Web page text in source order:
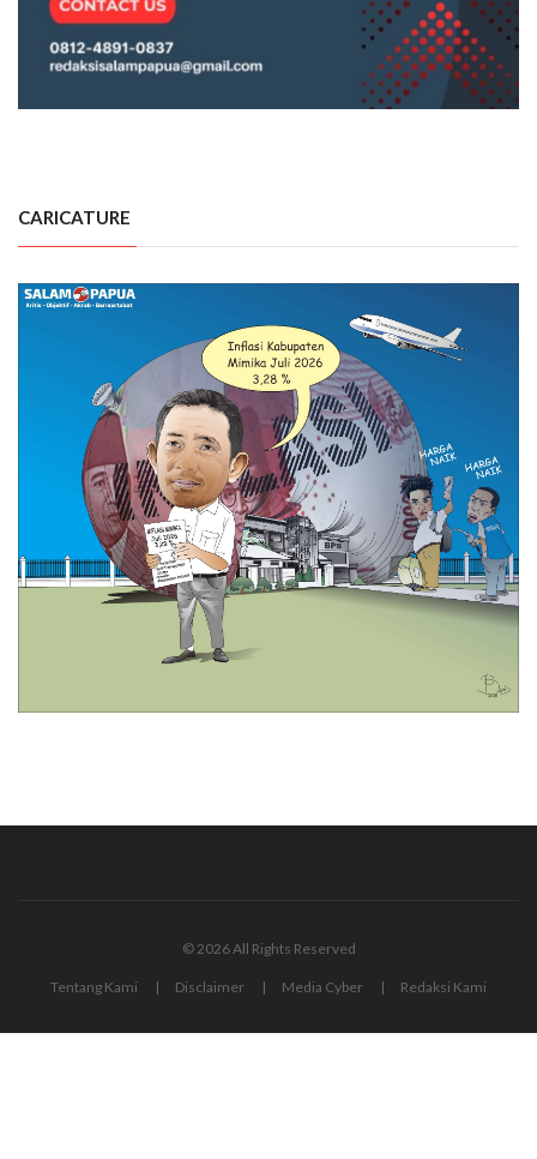
CARICATURE
© 2026 All Rights Reserved
Tentang Kami Disclaimer Media Cyber Redaksi Kami